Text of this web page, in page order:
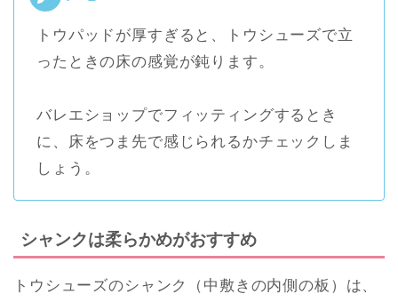
トウパッドが厚すぎると、トウシューズで立
ったときの床の感覚が鈍ります。
バレエショップでフィッティングするとき
に、床をつま先で感じられるかチェックしま
しょう。
シャンクは柔らかめがおすすめ
トウシューズのシャンク（中敷きの内側の板）は、